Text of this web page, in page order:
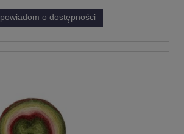
powiadom o dostępności